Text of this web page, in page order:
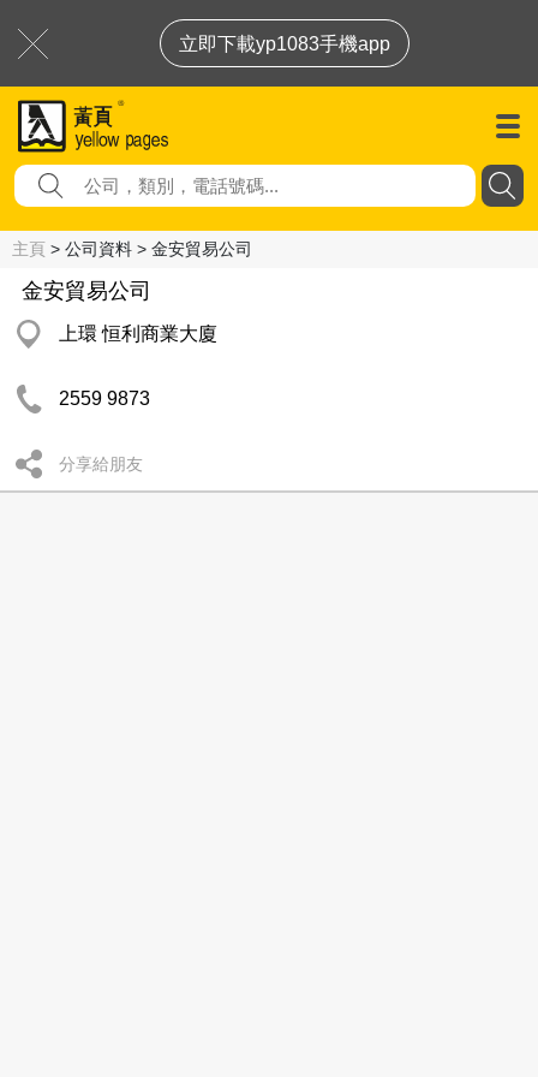
立即下載yp1083手機app
主頁 > 公司資料 > 金安貿易公司
金安貿易公司
上環 恒利商業大廈
2559 9873
分享給朋友